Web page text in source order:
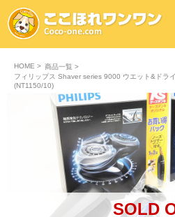
HOME > 商品一覧 >
フィリップス Shaver series 9000 ウエット&ドラ
(NT1150/10)
SOLD